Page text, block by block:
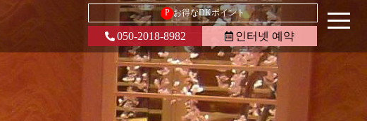
P お得なDKポイント
050-2018-8982 인터넷 예약